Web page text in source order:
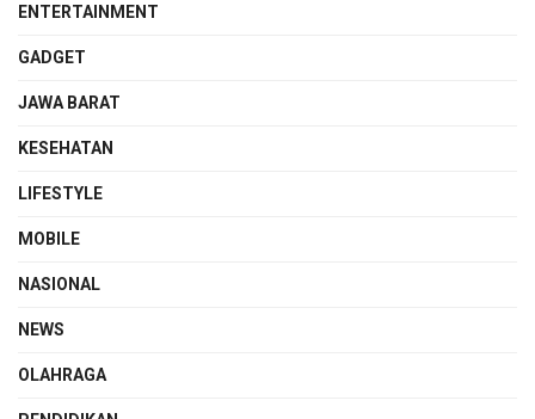
ENTERTAINMENT
GADGET
JAWA BARAT
KESEHATAN
LIFESTYLE
MOBILE
NASIONAL
NEWS
OLAHRAGA